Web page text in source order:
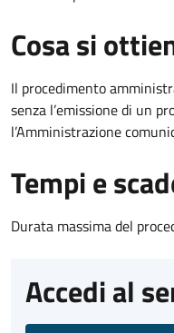
Cosa si
Il procedimento
senza l’emissione di un
l’Amministrazione
Tempi e
Durata massima del
Accedi al